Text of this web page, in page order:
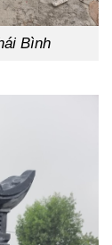
Bình